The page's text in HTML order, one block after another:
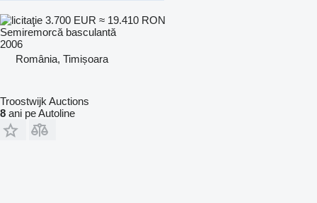
3.700 EUR ≈ 19.410 RON
Semiremorcă basculantă
2006
România, Timișoara
Troostwijk Auctions
8 ani pe Autoline